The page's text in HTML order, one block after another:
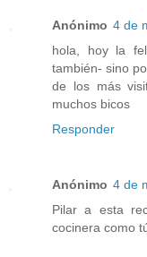
Anónimo 4 de
hola, hoy la
también- sino
de los más
muchos bicos
Responder
Anónimo 4 de
Pilar a esta
cocinera como